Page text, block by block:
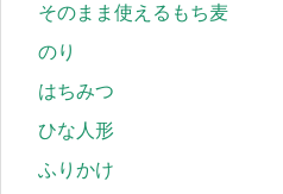
そのまま使えるもち麦
のり
はちみつ
ひな人形
ふりかけ